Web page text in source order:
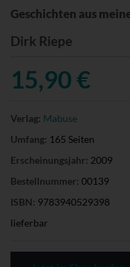
Geschichten aus
Dirk Riepe
15,90 €
Verlag: Mabuse
Umfang: 165 Seiten
Erscheinungsjahr: 2009
Bestellnummer: 00139
ISBN: 9783940529398
lieferbar